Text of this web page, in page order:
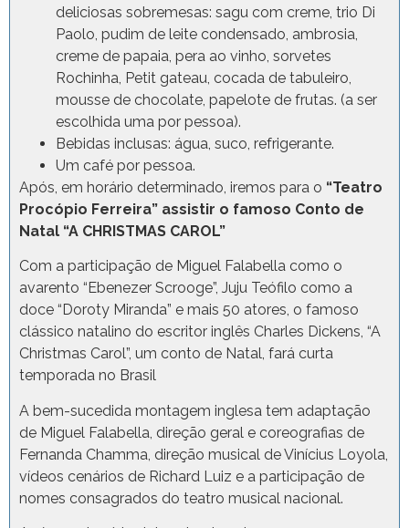
deliciosas sobremesas: sagu com creme, trio Di
Paolo, pudim de leite condensado, ambrosia,
creme de papaia, pera ao vinho, sorvetes
Rochinha, Petit gateau, cocada de tabuleiro,
mousse de chocolate, papelote de frutas. (a ser
escolhida uma por pessoa).
Bebidas inclusas: água, suco, refrigerante.
Um café por pessoa.
Após, em horário determinado, iremos para o “Teatro
Procópio Ferreira” assistir o famoso Conto de
Natal “A CHRISTMAS CAROL”
Com a participação de Miguel Falabella como o
avarento “Ebenezer Scrooge”, Juju Teófilo como a
doce “Doroty Miranda” e mais 50 atores, o famoso
clássico natalino do escritor inglês Charles Dickens, “A
Christmas Carol”, um conto de Natal, fará curta
temporada no Brasil
A bem-sucedida montagem inglesa tem adaptação
de Miguel Falabella, direção geral e coreografias de
Fernanda Chamma, direção musical de Vinícius Loyola,
vídeos cenários de Richard Luiz e a participação de
nomes consagrados do teatro musical nacional.